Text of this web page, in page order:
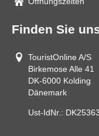
Finden Sie
TouristOnline A/S
Birkemose Alle 41
DK-6000 Kolding
Dänemark
Ust-IdNr.: